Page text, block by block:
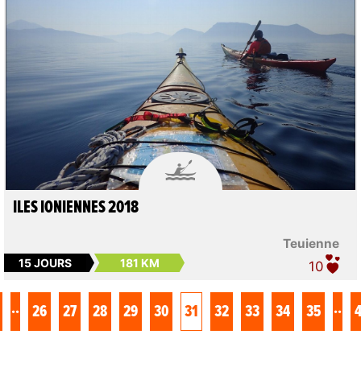

Teuienne
ILES IONIENNES 2018
15 JOURS 181 KM 10
.. 26 27 28 29 30 31 32 33 34 35 ..